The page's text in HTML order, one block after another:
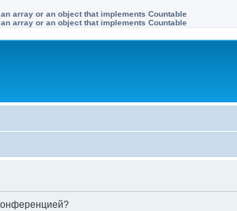
array or an object that implements Countable
array or an object that implements Countable